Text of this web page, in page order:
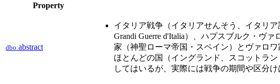
Property
dbo:abstract
イタリア戦争（イタリアせんそう、イタリア
Grandi Guerre d'Italia）、ハプスブルク・ヴァ
家（神聖ローマ帝国・スペイン）とヴァロ
ほとんどの国（イングランド、スコットラ
してはいるが、実際には戦争の期間や区分